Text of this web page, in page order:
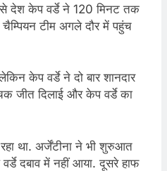
से देश केप वर्डे ने 120 मिनट तक
टीम अगले दौर में पहुंच
केप वर्डे ने दो बार शानदार
जीत दिलाई और केप वर्डे का
था. अर्जेंटीना ने भी शुरुआत
दबाव में नहीं आया. दूसरे हाफ